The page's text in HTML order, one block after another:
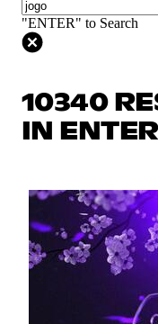
"ENTER" to Search
10340
IN